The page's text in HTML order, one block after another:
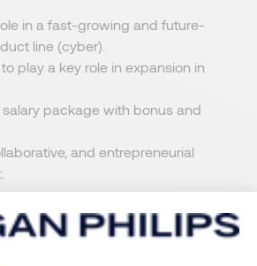
in a fast-growing and future-
line (cyber).
play a key role in expansion in
package with bonus and
and entrepreneurial
Jacquet. Your application will be